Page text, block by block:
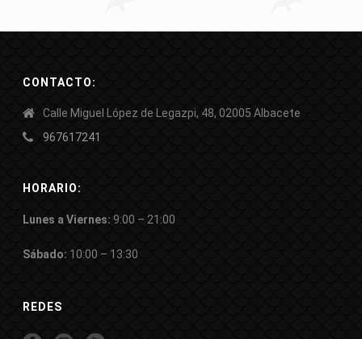
CONTACTO:
Calle Miguel López de Legazpi, 48, 02005 Albacete
967617241
HORARIO:
Lunes a Viernes:9:00 – 21:00
Sábado: 10:00 – 13:30
REDES